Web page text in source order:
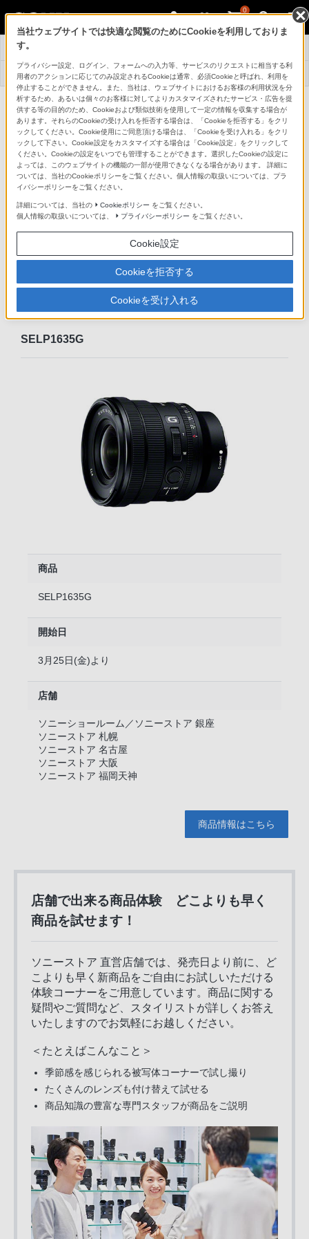
0
店舗情報・
アクセス
採用情報
よくある
お問い合わせ
新商品 発売前先行体験・展示につい
て
下記の日程・場所にて、発売前にいち早く商品をご覧い
ただけます。皆様のお越しをお待ちしております。
ソニーストア 直営店舗で、新商品を体験いただけます。
デジタル一眼カメラα用レンズ
SELP1635G
商品
SELP1635G
開始日
3月25日(金)より
店舗
ソニーショールーム／ソニーストア 銀座
ソニーストア 札幌
ソニーストア 名古屋
ソニーストア 大阪
ソニーストア 福岡天神
商品情報はこちら
店舗で出来る商品体験 どこよりも早く
商品を試せます！
ソニーストア 直営店舗では、発売日より前に、ど
こよりも早く新商品をご自由にお試しいただける
体験コーナーをご用意しています。商品に関する
疑問やご質問など、スタイリストが詳しくお答え
いたしますのでお気軽にお越しください。
＜たとえばこんなこと＞
季節感を感じられる被写体コーナーで試し撮り
たくさんのレンズも付け替えて試せる
商品知識の豊富な専門スタッフが商品をご説明
当社ウェブサイトでは快適な閲覧のためにCookieを利用しておりま
す。
プライバシー設定、ログイン、フォームへの入力等、サービスのリクエストに相当する利
用者のアクションに応じてのみ設定されるCookieは通常、必須Cookieと呼ばれ、利用を
停止することができません。また、当社は、ウェブサイトにおけるお客様の利用状況を分
析するため、あるいは個々のお客様に対してよりカスタマイズされたサービス・広告を提
供する等の目的のため、Cookieおよび類似技術を使用して一定の情報を収集する場合が
あります。それらのCookieの受け入れを拒否する場合は、「Cookieを拒否する」をクリ
ックしてください。Cookie使用にご同意頂ける場合は、「Cookieを受け入れる」をクリ
ックして下さい。Cookie設定をカスタマイズする場合は「Cookie設定」をクリックして
ください。Cookieの設定をいつでも管理することができます。選択したCookieの設定に
よっては、このウェブサイトの機能の一部が使用できなくなる場合があります。 詳細に
ついては、当社のCookieポリシーをご覧ください。個人情報の取扱いについては、プラ
イバシーポリシーをご覧ください。
詳細については、当社の Cookieポリシー をご覧ください。
個人情報の取扱いについては、
プライバシーポリシー をご覧ください。
Cookie設定
Cookieを拒否する
Cookieを受け入れる